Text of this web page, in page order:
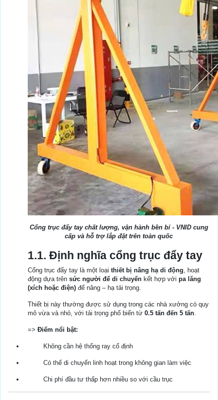
Cổng trục đẩy tay chất lượng, vận hành bền bỉ - VNID cung
cấp và hỗ trợ lắp đặt trên toàn quốc
1.1. Định nghĩa cổng trục đẩy tay
Cổng trục đẩy tay là một loại thiết bị nâng hạ di động, hoạt
động dựa trên sức người để di chuyển kết hợp với pa lăng
(xích hoặc điện) để nâng – hạ tải trọng.
Thiết bị này thường được sử dụng trong các nhà xưởng có quy
mô vừa và nhỏ, với tải trọng phổ biến từ 0.5 tấn đến 5 tấn.
=> Điểm nổi bật:
Không cần hệ thống ray cố định
Có thể di chuyển linh hoạt trong không gian làm việc
Chi phí đầu tư thấp hơn nhiều so với cầu trục